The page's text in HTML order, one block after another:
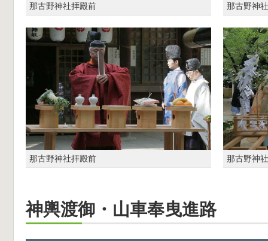
那古野神社拝殿前 那古野神
那古野神社拝殿前 那古野神
神輿渡御・山車奉曳進路